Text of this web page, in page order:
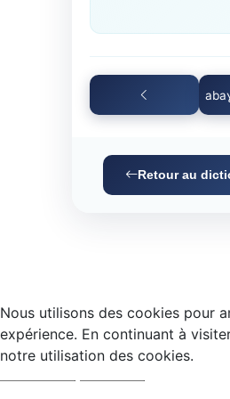
Retour au
Nous utilisons des cookies pour
expérience. En continuant à
notre utilisation des cookies.